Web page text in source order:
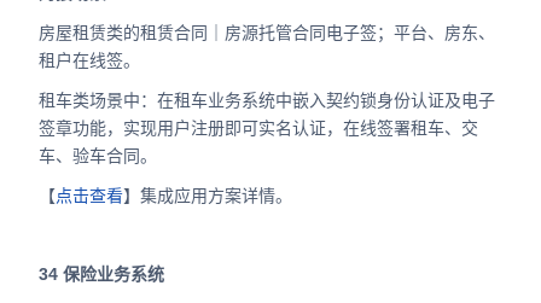
房屋租赁类的租赁合同｜房源托管合同电子签；平台、房东、
租户在线签。
租车类场景中：在租车业务系统中嵌入契约锁身份认证及电子
签章功能，实现用户注册即可实名认证，在线签署租车、交
车、验车合同。
【点击查看】集成应用方案详情。
34 保险业务系统